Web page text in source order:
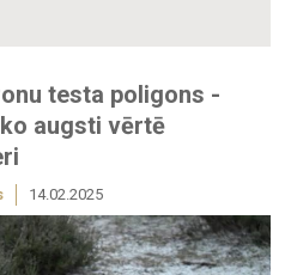
testa poligons -
augsti vērtē
14.02.2025